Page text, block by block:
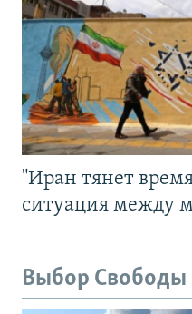
"Иран тянет
ситуация между
Выбор Свободы